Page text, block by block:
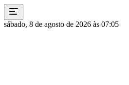
sábado, 8 de agosto de 2026 às 07:05